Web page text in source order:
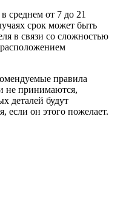
среднем от 7 до 21
срок может быть
в связи со сложностью
правила
не принимаются,
деталей будут
если он этого пожелает.